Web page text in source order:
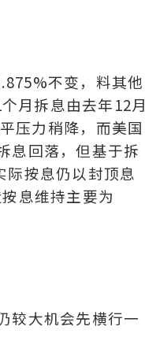
不变，料其他
月拆息由去年12月
压力稍降，而美国
息回落，但基于拆
按息仍以封顶息
息维持主要为
较大机会先横行一